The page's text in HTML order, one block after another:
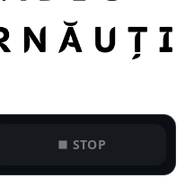
STOP